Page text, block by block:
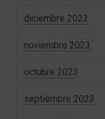
diciembre 2023
noviembre 2023
octubre 2023
septiembre 2023